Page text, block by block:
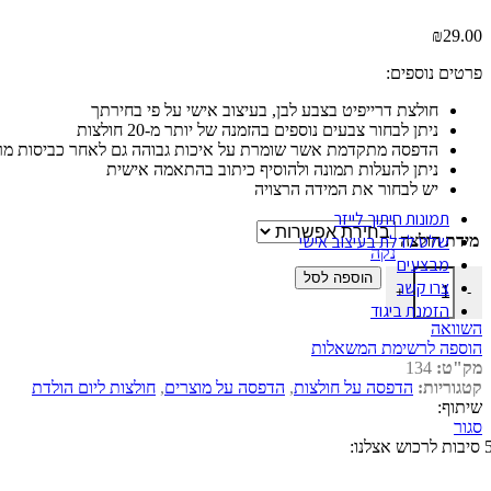
הולנד
ניו יורק
תמונות חיתוך לייזר
שלט לדלת בעיצוב אישי
מבצעים
צרו קשר
הזמנת ביגוד
₪29.00
פרטים נוספים:
חולצת דרייפיט בצבע לבן, בעיצוב אישי על פי בחירתך
ניתן לבחור צבעים נוספים בהזמנה של יותר מ-20 חולצות
הדפסה מתקדמת אשר שומרת על איכות גבוהה גם לאחר כביסות
ניתן להעלות תמונה ולהוסיף כיתוב בהתאמה אישית
יש לבחור את המידה הרצויה
מידת חולצה
נקה
-
כמות של חולצה לסבא שלי יש "יום הולדת 60 שמח"
+
הוספה לסל
השוואה
הוספה לרשימת המשאלות
מק"ט: 134
קטגוריות: הדפסה על חולצות, הדפסה על מוצרים, חולצות ליום הולדת
שיתוף:
סגור
אצלנו: